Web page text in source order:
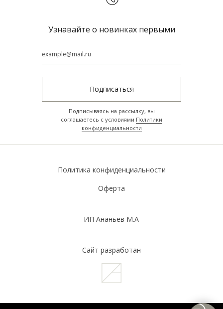
Узнавайте о новинках первыми
Подписаться
Подписываясь на рассылку, вы
соглашаетесь с условиями Политики
конфиденциальности
Политика конфиденциальности
Оферта
ИП Ананьев М.А
Сайт разработан